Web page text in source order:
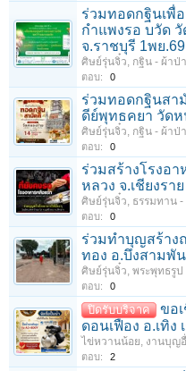
ร่วมทอดกฐินเพื่
กำแพงรอ บวัด
จ.ราชบุรี 1พย.69
ศิษย์รุ่นจิ๋ว, กฐิน - ผ้าป่
ตอบ: 0
ร่วมทอดกฐินสา
ดีย์พุทธคยา วัดห
ศิษย์รุ่นจิ๋ว, กฐิน - ผ้าป่
ตอบ: 0
ร่วมสร้างโรงอ
หลวง จ.เชียงราย
ศิษย์รุ่นจิ๋ว, ธรรมทาน
ตอบ: 0
ร่วมทําบุญสร้าง
ทอง อ.บึงสามพั
ศิษย์รุ่นจิ๋ว, พระพุทธรูป
ตอบ: 0
ปิดรับบริจาค
ขอ
ดอนเฟือง อ.เทิง
ไข่หวานน้อย, งานบุญ
ตอบ: 2